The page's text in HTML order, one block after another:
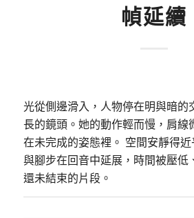
幀延續
光從側邊滑入，人物停在明與暗的
長的鏡頭。她的動作輕而慢，肩線
在未完成的姿態裡。 空間安靜得
與腳步在回音中延展，時間被壓低
還未結束的片段。